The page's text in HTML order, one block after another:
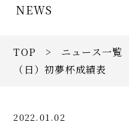
NEWS
TOP > ニュース一覧
（日）初夢杯成績表
2022.01.02